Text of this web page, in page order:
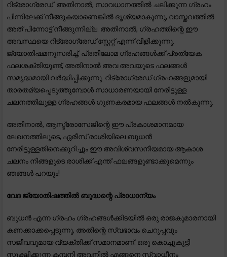
റിട്രോഗ്രേഡ്. അതിനാൽ, സാവധാനത്തിൽ ചലിക്കുന്ന ഗ്രഹം
പിന്നിലേക്ക് നീങ്ങുകയാണെങ്കിൽ ദൃശ്യമാകുന്നു, വാസ്തവത്തിൽ
അത് പിന്നോട്ട് നീങ്ങുന്നില്ല. അതിനാൽ, ഗ്രഹത്തിന്റെ ഈ
അവസ്ഥയെ റിട്രോഗ്രേഡ് സ്റ്റേറ്റ് എന്ന് വിളിക്കുന്നു.
ജ്യോതിഷമനുസരിച്ച്, പ്രതിലോമ ഗ്രഹങ്ങൾക്ക് പ്രത്യേക
ഫലശക്തിയുണ്ട്, അതിനാൽ അവ അവയുടെ ഫലങ്ങൾ
സമൃദ്ധമായി വർദ്ധിപ്പിക്കുന്നു. റിട്രോഗ്രേഡ് ഗ്രഹങ്ങളുമായി
താരതമ്യപ്പെടുത്തുമ്പോൾ സാധാരണയായി നേരിട്ടുള്ള
ചലനത്തിലുള്ള ഗ്രഹങ്ങൾ ഗുണകരമായ ഫലങ്ങൾ നൽകുന്നു.
അതിനാൽ, ആസ്ട്രോസേജിന്റെ ഈ പ്രകാശമാനമായ
ലേഖനത്തിലൂടെ, ഏരീസ് രാശിയിലെ ബുധൻ
നേരിട്ടുള്ളതിനെക്കുറിച്ചും ഈ അവിശ്വസനീയമായ ആകാശ
ചലനം നിങ്ങളുടെ രാശിക്ക് എന്ത് ഫലങ്ങളുണ്ടാക്കുമെന്നും
ഞങ്ങൾ പറയും!
വേദ ജ്യോതിഷത്തിൽ ബുദ്ധന്റെ പ്രാധാന്യം
ബുധൻ എന്ന ഗ്രഹം ഗ്രഹങ്ങൾക്കിടയിൽ ഒരു രാജകുമാരനായി
കണക്കാക്കപ്പെടുന്നു, അതിന്റെ സ്വഭാവം ചെറുപ്പവും
സജീവവുമായ വ്യക്തിക്ക് സമാനമാണ്. ഒരു കൊച്ചുകുട്ടി
സൂക്ഷിക്കുന്ന കമ്പനി അവനിൽ എങ്ങനെ സ്വാധീനം